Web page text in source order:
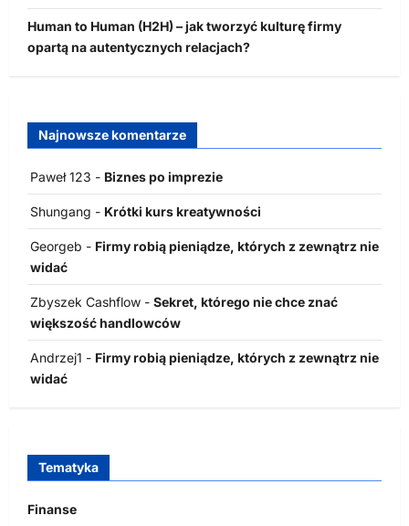
Human to Human (H2H) – jak tworzyć kulturę firmy
opartą na autentycznych relacjach?
Najnowsze komentarze
Paweł 123 - Biznes po imprezie
Shungang - Krótki kurs kreatywności
Georgeb - Firmy robią pieniądze, których z zewnątrz nie
widać
Zbyszek Cashflow - Sekret, którego nie chce znać
większość handlowców
Andrzej1 - Firmy robią pieniądze, których z zewnątrz nie
widać
Tematyka
Finanse